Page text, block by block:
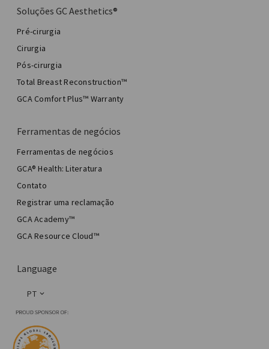
Soluções GC Aesthetics®
Pré-cirurgia
Cirurgia
Pós-cirurgia
Total Breast Reconstruction™
GCA Comfort Plus™ Warranty
Ferramentas de negócios
Ferramentas de negócios
GCA® Health: Literatura
Contato
Registrar uma reclamação
GCA Academy™
GCA Resource Cloud™
Language
PT